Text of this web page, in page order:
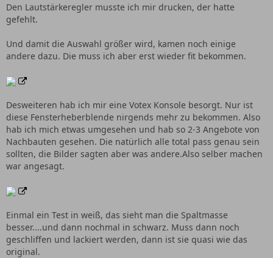
Den Lautstärkeregler musste ich mir drucken, der hatte
gefehlt.
Und damit die Auswahl größer wird, kamen noch einige
andere dazu. Die muss ich aber erst wieder fit bekommen.
Desweiteren hab ich mir eine Votex Konsole besorgt. Nur ist
diese Fensterheberblende nirgends mehr zu bekommen. Also
hab ich mich etwas umgesehen und hab so 2-3 Angebote von
Nachbauten gesehen. Die natürlich alle total pass genau sein
sollten, die Bilder sagten aber was andere.Also selber machen
war angesagt.
Einmal ein Test in weiß, das sieht man die Spaltmasse
besser....und dann nochmal in schwarz. Muss dann noch
geschliffen und lackiert werden, dann ist sie quasi wie das
original.